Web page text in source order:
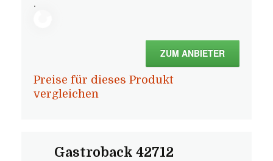
.
ZUM ANBIETER
Preise für dieses Produkt
vergleichen
Gastroback 42712